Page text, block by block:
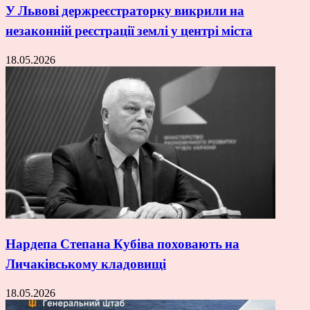
У Львові держреєстраторку викрили на
незаконній реєстрації землі у центрі міста
18.05.2026
Нардепа Степана Кубіва поховають на
Личаківському кладовищі
18.05.2026